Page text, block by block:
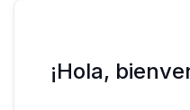
¡Hola,